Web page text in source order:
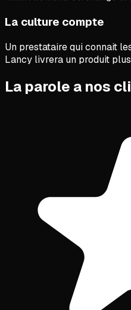
La culture compte
Un prestataire qui connait
Lancy livrera un produit
La parole a nos